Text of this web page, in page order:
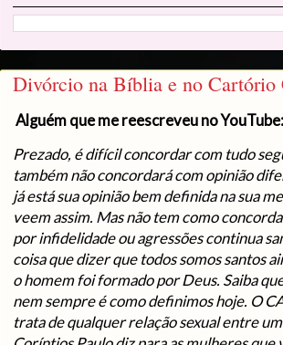
Divórcio na Bíblia e no
Alguém que me reescreveu no YouTube:
Prezado, é difícil concordar com tudo
também não concordará com opinião
já está sua opinião bem definida na sua
veem assim. Mas não tem como
por infidelidade ou agressões continua
coisa que dizer que todos somos santos
o homem foi formado por Deus. Saiba
nem sempre é como definimos hoje. O
trata de qualquer relação sexual entre